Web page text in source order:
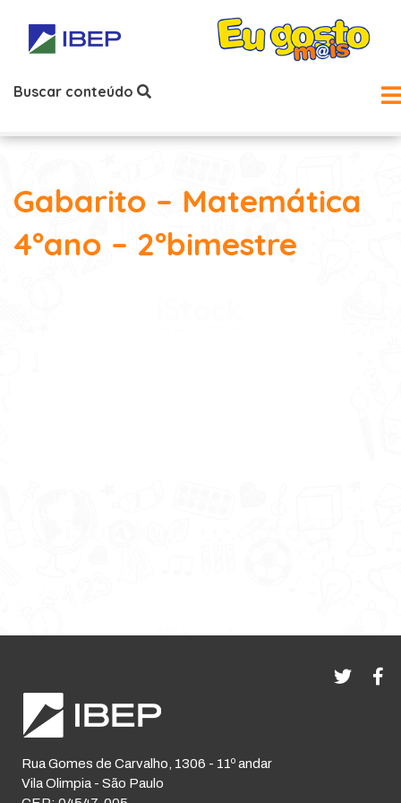
Buscar conteúdo
Gabarito – Matemática
4ºano – 2ºbimestre
Rua Gomes de Carvalho, 1306 - 11º andar
Vila Olimpia - São Paulo